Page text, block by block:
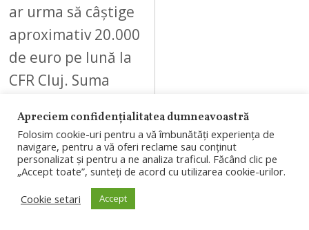
ar urma să câștige
aproximativ 20.000
de euro pe lună la
CFR Cluj. Suma
salariului atribuit
lui…
Apreciem confidențialitatea dumneavoastră
Folosim cookie-uri pentru a vă îmbunătăți experiența de
navigare, pentru a vă oferi reclame sau conținut
personalizat și pentru a ne analiza traficul. Făcând clic pe
„Accept toate”, sunteți de acord cu utilizarea cookie-urilor.
Cookie setari
Accept